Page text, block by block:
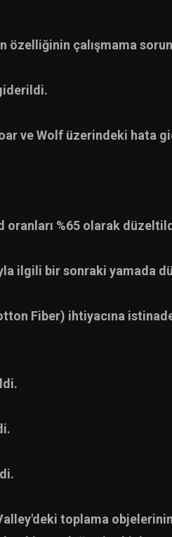
özelliğinin çalışmama
ve Wolf üzerindeki hata
%65 olarak
ilgili bir sonraki yamada
Fiber) ihtiyacına
toplama